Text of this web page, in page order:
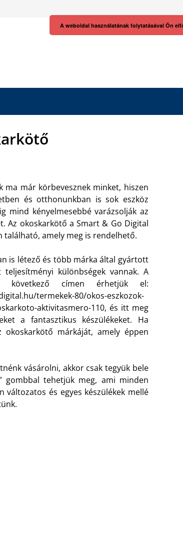
ma már körbevesznek minket, hiszen
és otthonunkban is sok eszköz
mind kényelmesebbé varázsolják az
Az okoskarkötő a Smart & Go Digital
található, amely meg is rendelhető.
is létező és több márka által gyártott
teljesítményi különbségek vannak. A
következő címen érhetjük el:
termekek-80/okos-eszkozok-
aktivitasmero-110, és itt meg
a fantasztikus készülékeket. Ha
márkáját, amely éppen
vásárolni, akkor csak tegyük bele
gombbal tehetjük meg, ami minden
és egyes készülékek mellé
A weboldal használatának folytatásával Ön